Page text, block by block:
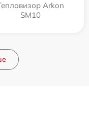
Arkon
SM10